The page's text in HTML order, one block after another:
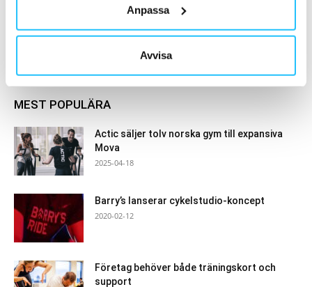
Anpassa
Avvisa
- Annons -
MEST POPULÄRA
Actic säljer tolv norska gym till expansiva
Mova
2025-04-18
Barry’s lanserar cykelstudio-koncept
2020-02-12
Företag behöver både träningskort och
support